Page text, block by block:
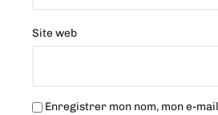
Site web
Enregistrer mon nom, mon e-